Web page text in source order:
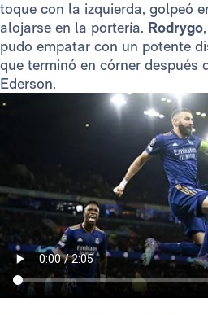
toque con la izquierda, golpeó
alojarse en la portería. Rodrygo
pudo empatar con un potente
que terminó en córner después
Ederson.